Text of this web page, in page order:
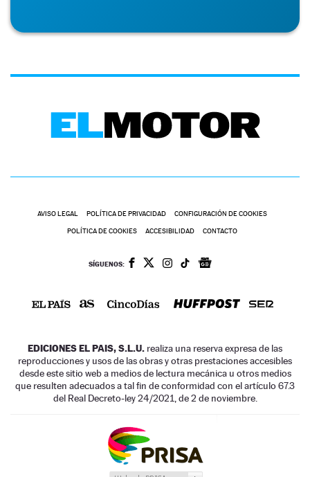
AVISO LEGAL POLÍTICA DE PRIVACIDAD CONFIGURACIÓN DE COOKIES
POLÍTICA DE COOKIES ACCESIBILIDAD CONTACTO
SÍGUENOS:
EDICIONES EL PAIS, S.L.U. realiza una reserva expresa de las
reproducciones y usos de las obras y otras prestaciones accesibles
desde este sitio web a medios de lectura mecánica u otros medios
que resulten adecuados a tal fin de conformidad con el artículo 67.3
del Real Decreto-ley 24/2021, de 2 de noviembre.